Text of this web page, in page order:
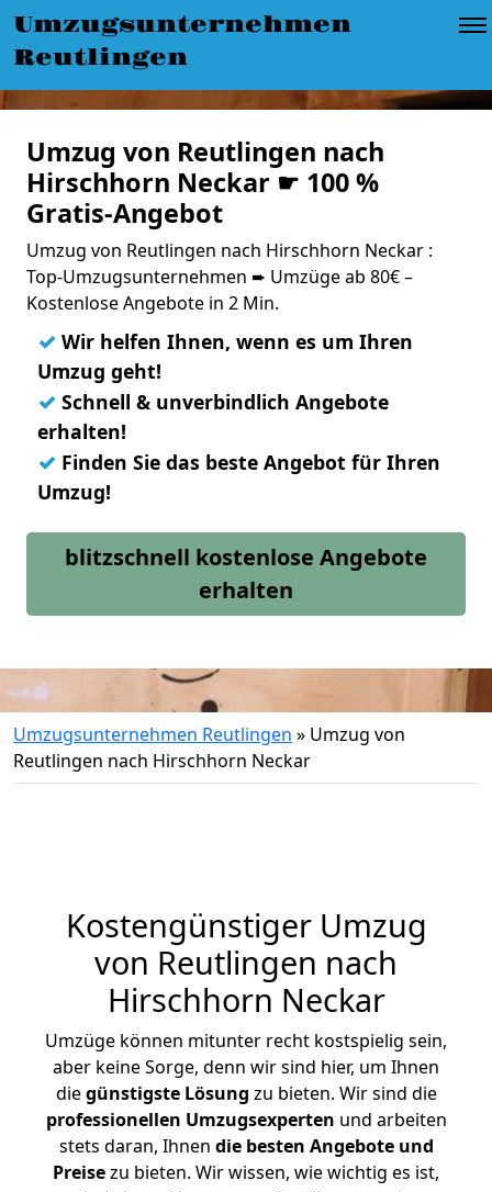
Umzugsunternehmen
Reutlingen
Umzug von Reutlingen nach
Hirschhorn Neckar ☛ 100 %
Gratis-Angebot
Umzug von Reutlingen nach Hirschhorn Neckar :
Top-Umzugsunternehmen ➨ Umzüge ab 80€ –
Kostenlose Angebote in 2 Min.
✓ Wir helfen Ihnen, wenn es um Ihren
Umzug geht!
✓ Schnell & unverbindlich Angebote
erhalten!
✓ Finden Sie das beste Angebot für Ihren
Umzug!
blitzschnell kostenlose Angebote
erhalten
Umzugsunternehmen Reutlingen » Umzug von
Reutlingen nach Hirschhorn Neckar
Kostengünstiger Umzug
von Reutlingen nach
Hirschhorn Neckar
Umzüge können mitunter recht kostspielig sein,
aber keine Sorge, denn wir sind hier, um Ihnen
diegünstigste Lösung zu bieten. Wir sind die
professionellen Umzugsexperten und arbeiten
stets daran, Ihnen die besten Angebote und
Preisezu bieten. Wir wissen, wie wichtig es ist,